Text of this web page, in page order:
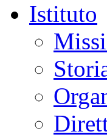
Istituto